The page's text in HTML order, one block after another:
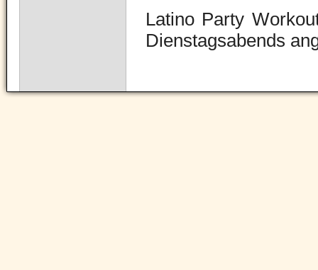
Latino Party
Dienstagsabends
Navigation